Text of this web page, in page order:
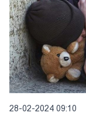
28-02-2024 09:10